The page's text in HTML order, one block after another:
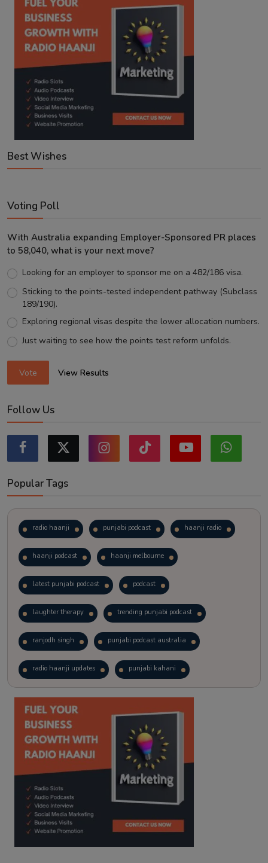
Best Wishes
Voting Poll
With Australia expanding Employer-Sponsored PR places
to 58,040, what is your next move?
Looking for an employer to sponsor me on a 482/186 visa.
Sticking to the points-tested independent pathway (Subclass
189/190).
Exploring regional visas despite the lower allocation numbers.
Just waiting to see how the points test reform unfolds.
Vote View Results
Follow Us
Popular Tags
radio haanji punjabi podcast haanji radio
haanji podcast haanji melbourne
latest punjabi podcast podcast
laughter therapy trending punjabi podcast
ranjodh singh punjabi podcast australia
radio haanji updates punjabi kahani
kitaab kahani punjabi story